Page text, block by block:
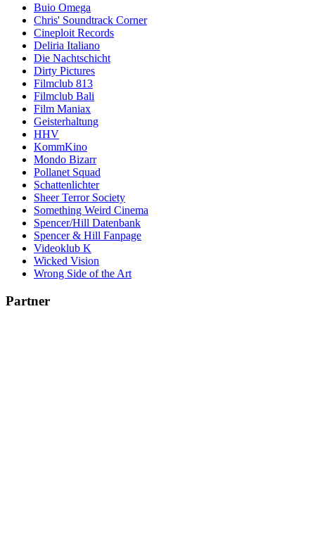
Buio Omega
Chris' Soundtrack Corner
Cineploit Records
Deliria Italiano
Die Nachtschicht
Dirty Pictures
Filmclub 813
Filmclub Bali
Film Maniax
Geisterhaltung
HHV
KommKino
Mondo Bizarr
Pollanet Squad
Schattenlichter
Sheer Terror Society
Something Weird Cinema
Spencer/Hill Datenbank
Spencer & Hill Fanpage
Videoklub K
Wicked Vision
Wrong Side of the Art
Partner